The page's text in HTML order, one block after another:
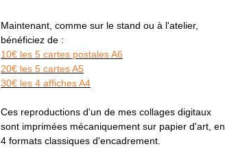
Maintenant, comme sur le stand ou à l'atelier,
bénéficiez de :
10€ les 5 cartes postales A6
20€ les 5 cartes A5
30€ les 4 affiches A4
Ces reproductions d'un de mes collages digitaux
sont imprimées mécaniquement sur papier d'art, en
4 formats classiques d'encadrement.